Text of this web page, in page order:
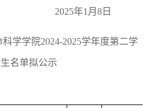
1月8日
2024-2025学年度第二学
名单拟公示